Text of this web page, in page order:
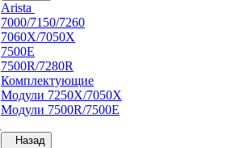
Arista
7000/7150/7260
7060X/7050X
7500E
7500R/7280R
Комплектующие
Модули 7250X/7050X
Модули 7500R/7500E
Назад